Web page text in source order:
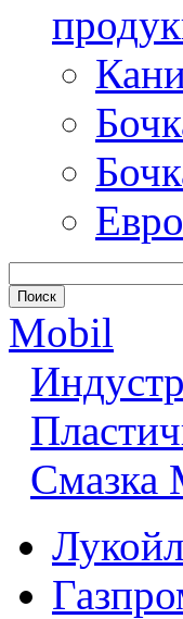
Mobil
Смазка
Лукойл